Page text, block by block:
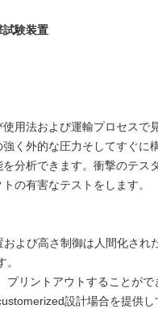
試験装置
用法および運輸プロセスで
く外的な圧力そしてすぐに
分析できます。衝撃のテス
の有害なテストをします。
よび高さ制御は人間化され
リントアウトすることがで
設計場合を提供し